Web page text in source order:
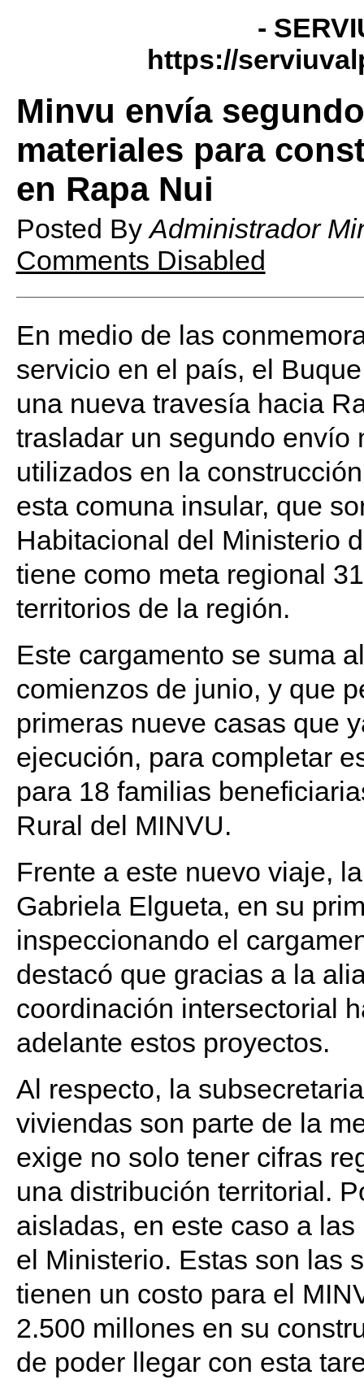
-
https://
Minvu envía
materiales para
en Rapa Nui
Posted ByAdministrador
Comments Disabled
En medio de las
servicio en el país, el
una nueva travesía hacia
trasladar un segundo envío
utilizados en la
esta comuna insular, que
Habitacional del Ministerio
tiene como meta regional
territorios de la región.
Este cargamento se suma
comienzos de junio, y que
primeras nueve casas que
ejecución, para completar
para 18 familias
Rural del MINVU.
Frente a este nuevo viaje,
Gabriela Elgueta, en su
inspeccionando el
destacó que gracias a la
coordinación intersectorial
adelante estos proyectos.
Al respecto, la
viviendas son parte de la
exige no solo tener cifras
una distribución territorial.
aisladas, en este caso a
el Ministerio. Estas son las
tienen un costo para el
2.500 millones en su
de poder llegar con esta